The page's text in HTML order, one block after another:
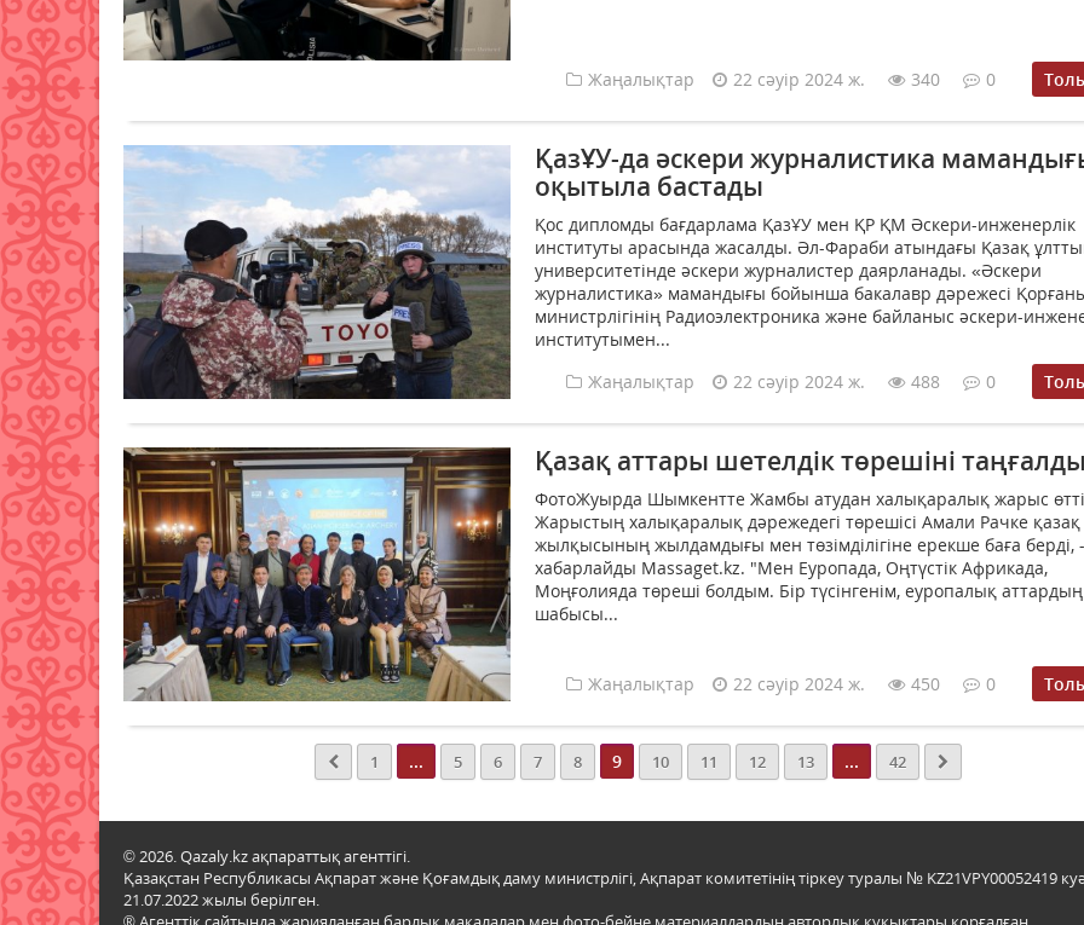
Жаңалықтар 22 сәуір 2024 ж. 340 0
ҚазҰУ-да әскери журналистика
оқытыла бастады
Қос дипломды бағдарлама ҚазҰУ мен ҚР ҚМ Әскери-инженерлік
институты арасында жасалды. Әл-Фараби атындағы Қазақ
университетінде әскери журналистер даярланады. «Әскери
журналистика» мамандығы бойынша бакалавр дәрежесі
министрлігінің Радиоэлектроника және байланыс әскери-
институтымен...
Жаңалықтар
22 сәуір 2024 ж. 488 0
Қазақ аттары шетелдік төрешіні
ФотоЖуырда Шымкентте Жамбы атудан халықаралық жарыс
Жарыстың халықаралық дәрежедегі төрешісі Амали Рачке қазақ
жылқысының жылдамдығы мен төзімділігіне ерекше баға берді,
хабарлайды Massaget.kz. "Мен Еуропада, Оңтүстік Африкада,
Моңғолияда төреші болдым. Бір түсінгенім, еуропалық аттардың
шабысы...
Жаңалықтар 22 сәуір 2024 ж. 450 0
1 ... 5 6 7 8 9 10 11 12 13 ... 42
© 2026. Qazaly.kz ақпараттық агенттігі.
Қазақстан Республикасы Ақпарат және Қоғамдық даму министрлігі, Ақпарат комитетінің тіркеу туралы № KZ21VPY00052419
21.07.2022 жылы берілген.